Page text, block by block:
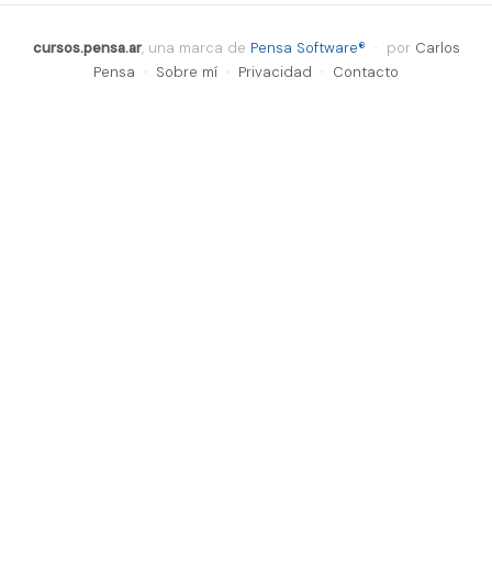
cursos.pensa.ar, una marca de Pensa Software® · por Carlos
Pensa · Sobre mí · Privacidad · Contacto